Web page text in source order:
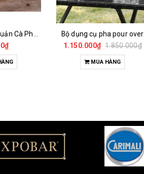
Bộ dụng cụ pha pour over
1.150.000₫ 1.850.000₫
MUA HÀNG